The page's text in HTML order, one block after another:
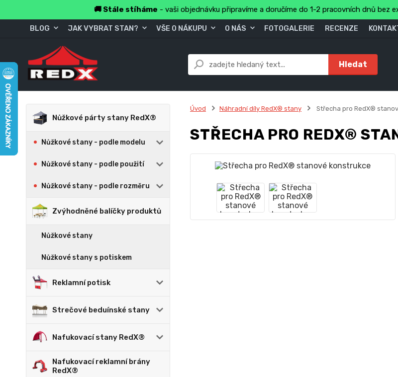
🚚 Stále stíháme - vaši objednávku připravíme a doručíme do 1-2 pracovních dnů bez
BLOG JAK VYBRAT STAN? VŠE O NÁKUPU O NÁS FOTOGALERIE RECENZE
Hledat
Nůžkové párty stany RedX®
Nůžkové stany - podle modelu
Nůžkové stany - podle použití
Nůžkové stany - podle rozměru
Zvýhodněné balíčky produktů
Nůžkové stany
Nůžkové stany s potiskem
Reklamní potisk
Strečové beduínské stany
Nafukovací stany RedX®
Nafukovací reklamní brány
RedX®
Úvod Náhradní díly RedX® stany Střecha pro RedX®
STŘECHA PRO REDX®